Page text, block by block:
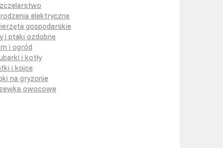
elektryczne
gospodarskie
i ptaki ozdobne
i ogród
i kotły
i kojce
na gryzonie
owocowe